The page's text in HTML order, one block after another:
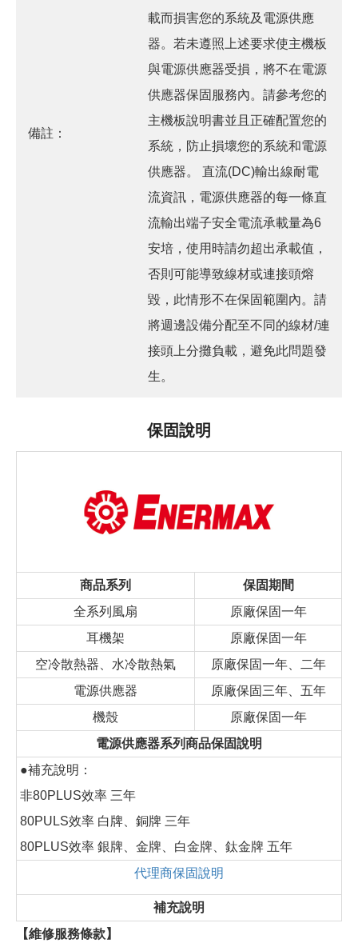
備註：
載而損害您的系統及電源供應
器。若未遵照上述要求使主機板
與電源供應器受損，將不在電源
供應器保固服務內。請參考您的
主機板說明書並且正確配置您的
系統，防止損壞您的系統和電源
供應器。 直流(DC)輸出線耐電
流資訊，電源供應器的每一條直
流輸出端子安全電流承載量為6
安培，使用時請勿超出承載值，
否則可能導致線材或連接頭熔
毀，此情形不在保固範圍內。請
將週邊設備分配至不同的線材/連
接頭上分攤負載，避免此問題發
生。
保固說明
商品系列
保固期間
全系列風扇
原廠保固一年
耳機架
原廠保固一年
空冷散熱器、水冷散熱氣
原廠保固一年、二年
電源供應器
原廠保固三年、五年
機殼
原廠保固一年
電源供應器系列商品保固說明
●補充說明：
非80PLUS效率 三年
80PULS效率 白牌、銅牌 三年
80PLUS效率 銀牌、金牌、白金牌、鈦金牌 五年
代理商保固說明
補充說明
【維修服務條款】